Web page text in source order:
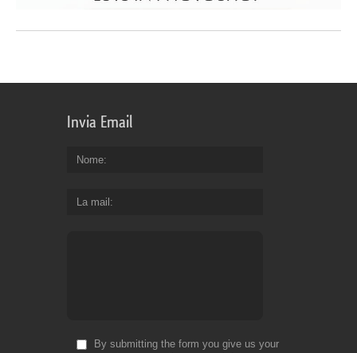
Invia Email
Nome
La mail
By submitting the form you give us your